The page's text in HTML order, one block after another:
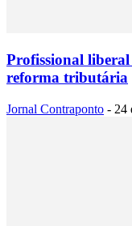
Profissional
reforma tributária
Jornal Contraponto - 24